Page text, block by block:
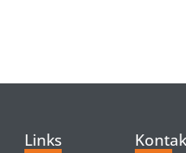
Links